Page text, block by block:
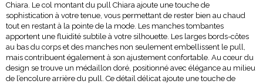
Chiara. Le col montant du pull Chiara ajoute une touche de
sophistication à votre tenue, vous permettant de rester bien au chaud
tout en restant à la pointe de la mode. Les manches tombantes
apportent une fluidité subtile à votre silhouette. Les larges bords-côtes
au bas du corps et des manches non seulement embellissent le pull,
mais contribuent également à son ajustement confortable. Au cœur du
design se trouve un médaillon doré, positionné avec élégance au milieu
de l’encolure arrière du pull. Ce détail délicat ajoute une touche de